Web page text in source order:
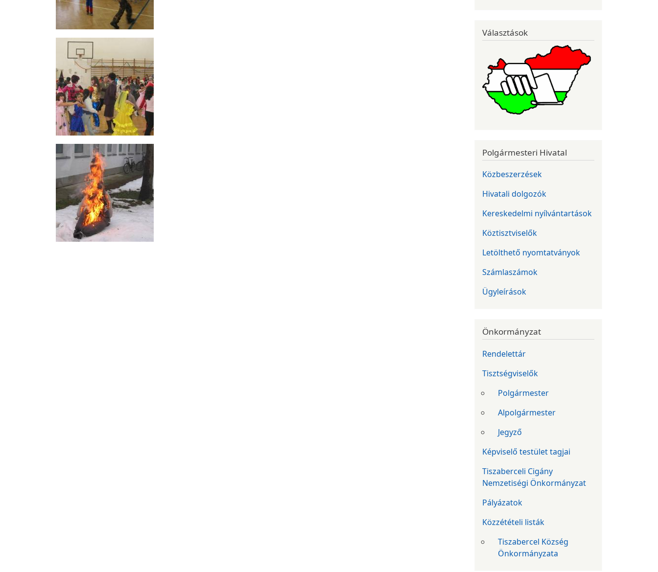
Választások
Polgármesteri Hivatal
Közbeszerzések
Hivatali dolgozók
Kereskedelmi nyílvántartások
Köztisztviselők
Letölthető nyomtatványok
Számlaszámok
Ügyleírások
Önkormányzat
Rendelettár
Tisztségviselők
Polgármester
Alpolgármester
Jegyző
Képviselő testület tagjai
Tiszaberceli Cigány
Nemzetiségi Önkormányzat
Pályázatok
Közzétételi listák
Tiszabercel Község
Önkormányzata